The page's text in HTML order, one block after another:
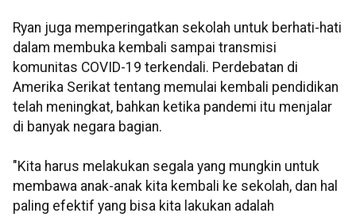
Ryan juga memperingatkan sekolah untuk berhati-hati
dalam membuka kembali sampai transmisi
komunitas COVID-19 terkendali. Perdebatan di
Amerika Serikat tentang memulai kembali pendidikan
telah meningkat, bahkan ketika pandemi itu menjalar
di banyak negara bagian.
"Kita harus melakukan segala yang mungkin untuk
membawa anak-anak kita kembali ke sekolah, dan hal
paling efektif yang bisa kita lakukan adalah